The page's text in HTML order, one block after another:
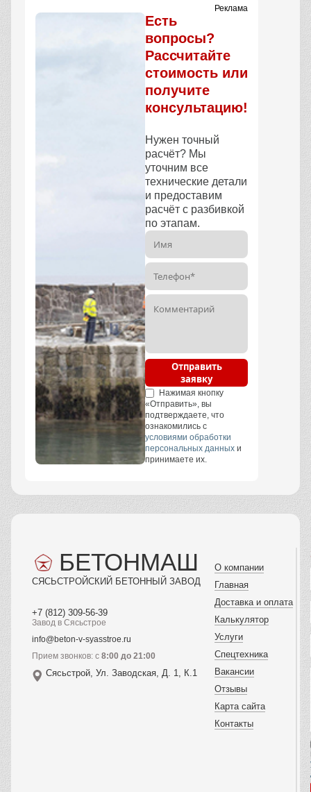
Реклама
Есть
вопросы?
Рассчитайте
стоимость или
получите
консультацию!
Нужен точный
расчёт? Мы
уточним все
технические детали
и предоставим
расчёт с разбивкой
по этапам.
Отправить
заявку
Нажимая кнопку
«Отправить», вы
подтверждаете, что
ознакомились с
условиями обработки
персональных данных и
принимаете их.
БЕТОНМАШ
СЯСЬСТРОЙСКИЙ БЕТОННЫЙ ЗАВОД
+7 (812) 309-56-39
Завод в Сясьстрое
info@beton-v-syasstroe.ru
Прием звонков: с 8:00 до 21:00
Сясьстрой, Ул. Заводская, Д. 1, К.1
О компании
Главная
Доставка и оплата
Калькулятор
Услуги
Спецтехника
Вакансии
Отзывы
Карта сайта
Контакты